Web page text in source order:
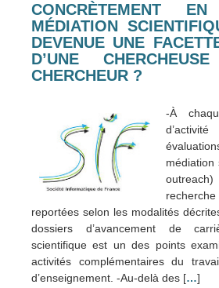
CONCRÈTEMENT
MÉDIATION
DEVENUE UNE
D’UNE
CHERCHEUR ?
-À
médiation
reportées selon les modalités
dossiers d’avancement de
scientifique est un des points
activités complémentaires du
d’enseignement. -Au-delà des […]